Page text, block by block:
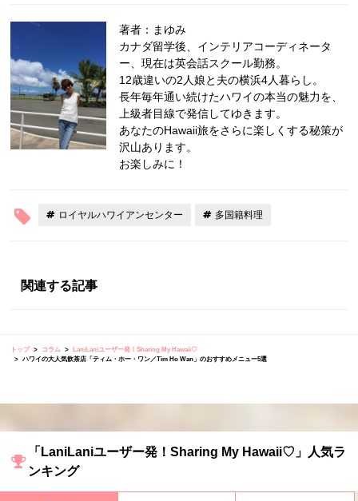
著者：まゆみ
カナダ留学後、インテリアコーディネータ
ー、現在は英会話スクール勤務。
12歳違いの2人娘と夫の横浜4人暮らし。
長年毎年通い続けたハワイの本当の魅力を、
上級者目線で発信してゆきます。
あなたのHawaii旅をさらに楽しくする秘策が
沢山あります。
お楽しみに！
ロイヤルハワイアンセンター 多国籍料理
関連する記事
トップ コラム
LaniLaniユーザー発！Sharing My Hawaii♡
ハワイの大人気飲茶店「ティム・ホー・ワン／Tim Ho Wan」のおすすめメニュー5選
「LaniLaniユーザー発！Sharing My Hawaii♡」人気ラ
ンキング